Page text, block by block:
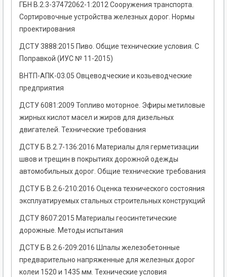
ГБН В.2.3-37472062-1:2012 Сооружения транспорта.
Сортировочные устройства железных дорог. Нормы
проектирования
ДСТУ 3888:2015 Пиво. Общие технические условия. С
Поправкой (ИУС № 11-2015)
ВНТП-АПК-03.05 Овцеводческие и козьеводческие
предприятия
ДСТУ 6081:2009 Топливо моторное. Эфиры метиловые
жирных кислот масел и жиров для дизельных
двигателей. Технические требования
ДСТУ Б В.2.7-136:2016 Материалы для герметизации
швов и трещин в покрытиях дорожной одежды
автомобильных дорог. Общие технические требования
ДСТУ Б В.2.6-210:2016 Оценка технического состояния
эксплуатируемых стальных строительных конструкций
ДСТУ 8607:2015 Материалы геосинтетические
дорожные. Методы испытания
ДСТУ Б В.2.6-209:2016 Шпалы железобетонные
предварительно напряженные для железных дорог
колеи 1520 и 1435 мм. Технические условия